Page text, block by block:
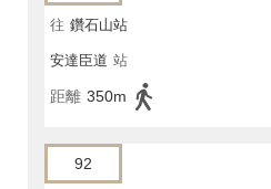
往 鑽石山站
安達臣道 站
距離 350m
92